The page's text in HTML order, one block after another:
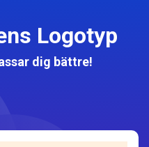
Logotyp
dig bättre!